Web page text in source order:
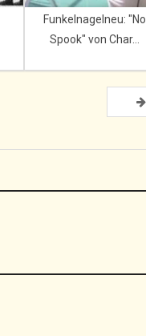
Funkelnagelneu: "No
Spook" von Char...